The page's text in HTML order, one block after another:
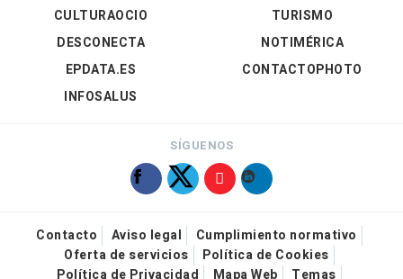
CULTURAOCIO
DESCONECTA
EPDATA.ES
INFOSALUS
TURISMO
NOTIMÉRICA
CONTACTOPHOTO
SÍGUENOS
Contacto Aviso legal
Cumplimiento normativo
Oferta de servicios
Política de Cookies